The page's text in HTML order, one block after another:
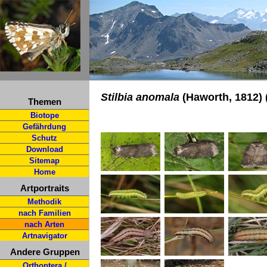
Themen
Biotope
Gefährdung
Schutz
Download
Sitemap
Home
Artportraits
Methodik
nach Familien
nach Arten
Artnavigator
Andere Gruppen
Stilbia anomala (Haworth,